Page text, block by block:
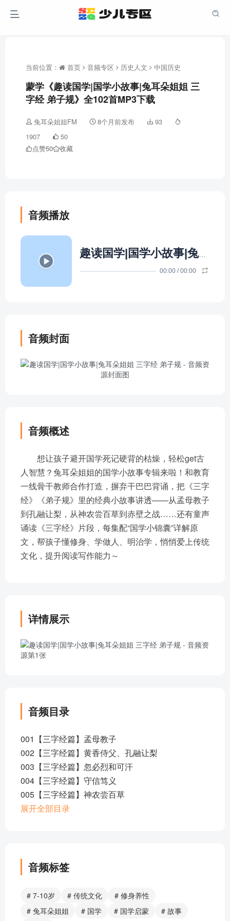
当前位置： 首页 音频专区 历史人文 中国历史
蒙学《趣读国学|国学小故事|兔耳朵姐姐 三
字经 弟子规》全102首MP3下载
兔耳朵姐姐FM 8个月前发布
93
1907
50
点赞50 收藏
音频播放
趣读国学|国学小故事|兔耳朵姐姐 三字经 弟子规
00:00 /00:00
音频封面
音频概述
想让孩子避开国学死记硬背的枯燥，轻松get古
人智慧？兔耳朵姐姐的国学小故事专辑来啦！和教育
一线骨干教师合作打造，摒弃干巴巴背诵，把《三字
经》《弟子规》里的经典小故事讲透——从孟母教子
到孔融让梨，从神农尝百草到赤壁之战……还有童声
诵读《三字经》片段，每集配“国学小锦囊”详解原
文，帮孩子懂修身、学做人、明治学，悄悄爱上传统
文化，提升阅读写作能力～
详情展示
音频目录
001【三字经篇】孟母教子
002【三字经篇】黄香侍父、孔融让梨
003【三字经篇】忽必烈和可汗
004【三字经篇】守信笃义
005【三字经篇】神农尝百草
006【三字经篇】治家有方
三字经童声诵读 (上） 人之初~及老庄
010【三字经篇】尧帝禅让
011【三字经篇】大禹治水
012【三字经篇】纣王自焚
展开全部目录
音频标签
# 7-10岁 # 传统文化
# 修身养性
# 兔耳朵姐姐
# 国学 # 国学启蒙 # 故事